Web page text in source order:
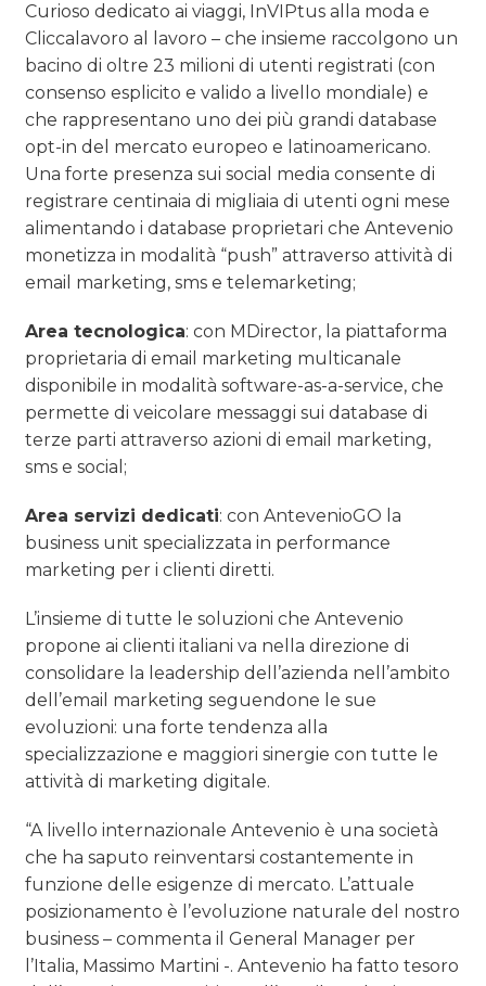
Curioso dedicato ai viaggi, InVIPtus alla moda e
Cliccalavoro al lavoro – che insieme raccolgono un
bacino di oltre 23 milioni di utenti registrati (con
consenso esplicito e valido a livello mondiale) e
che rappresentano uno dei più grandi database
opt-in del mercato europeo e latinoamericano.
Una forte presenza sui social media consente di
registrare centinaia di migliaia di utenti ogni mese
alimentando i database proprietari che Antevenio
monetizza in modalità “push” attraverso attività di
email marketing, sms e telemarketing;
Area tecnologica: con MDirector, la piattaforma
proprietaria di email marketing multicanale
disponibile in modalità software-as-a-service, che
permette di veicolare messaggi sui database di
terze parti attraverso azioni di email marketing,
sms e social;
Area servizi dedicati: con AntevenioGO la
business unit specializzata in performance
marketing per i clienti diretti.
L’insieme di tutte le soluzioni che Antevenio
propone ai clienti italiani va nella direzione di
consolidare la leadership dell’azienda nell’ambito
dell’email marketing seguendone le sue
evoluzioni: una forte tendenza alla
specializzazione e maggiori sinergie con tutte le
attività di marketing digitale.
“A livello internazionale Antevenio è una società
che ha saputo reinventarsi costantemente in
funzione delle esigenze di mercato. L’attuale
posizionamento è l’evoluzione naturale del nostro
business – commenta il General Manager per
l’Italia, Massimo Martini -. Antevenio ha fatto tesoro